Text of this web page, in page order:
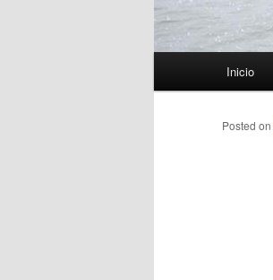
Inicio
Posted on